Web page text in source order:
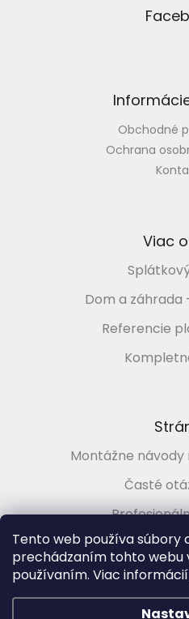
Tento web používa súbory
prechádzaním tohto webu
používaním. Viac informácií
Obchodné
Ochrana
Viac
Dom a záhrada
Referencie
Montážne
Časté
Vytvoril Shoptet